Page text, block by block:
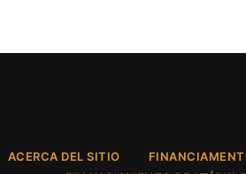
ACERCA DEL SITIO